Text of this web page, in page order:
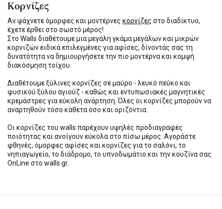
Κορνίζες
Αν ψάχνετε όμορφες και μοντέρνες κορνίζες στο διαδίκτυο,
έχετε έρθει στο σωστό μέρος!
Στο Walls διαθέτουμε μια μεγάλη γκάμα μεγάλων και μικρών
κορνιζών ειδικά επιλεγμένες για αφίσες, δίνοντάς σας τη
δυνατότητα να δημιουργήσετε την πιο μοντέρνα και κομψή
διακόσμηση τοίχου.
Διαθέτουμε ξύλινες κορνίζες σε μαύρο - λευκό πεύκο και
φυσικού ξύλου αγιούζ - καθώς και εντυπωσιακές μαγνητικές
κρεμάστρες για εύκολη ανάρτηση. Όλες οι κορνίζες μπορούν να
αναρτηθούν τόσο κάθετα όσο και οριζόντια.
Οι κορνίζες του walls παρέχουν υψηλές προδιαγραφές
ποιότητας και ανοίγουν εύκολα στο πίσω μέρος. Αγοράστε
φθηνές, όμορφες αφίσες και κορνίζες για το σαλόνι, το
νηπιαγωγείο, το διάδρομο, το υπνοδωμάτιο και την κουζίνα σας
OnLine στο walls.gr.